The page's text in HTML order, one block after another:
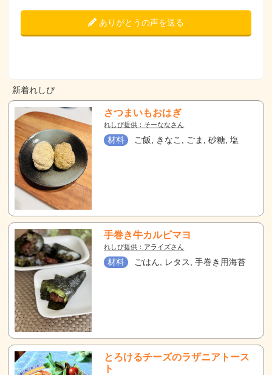
ありがとうの声を送る
新着れしぴ
さつまいもおはぎ
れしぴ提供：そーななさん
材料 ご飯, きなこ, ごま, 砂糖, 塩
手巻き牛カルビマヨ
れしぴ提供：アライズさん
材料 ごはん, レタス, 手巻き用海苔
とろけるチーズのラザニアトース
ト